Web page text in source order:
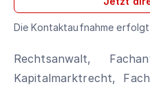
Die Kontaktaufnahme
Rechtsanwalt,
Kapitalmarktrecht,